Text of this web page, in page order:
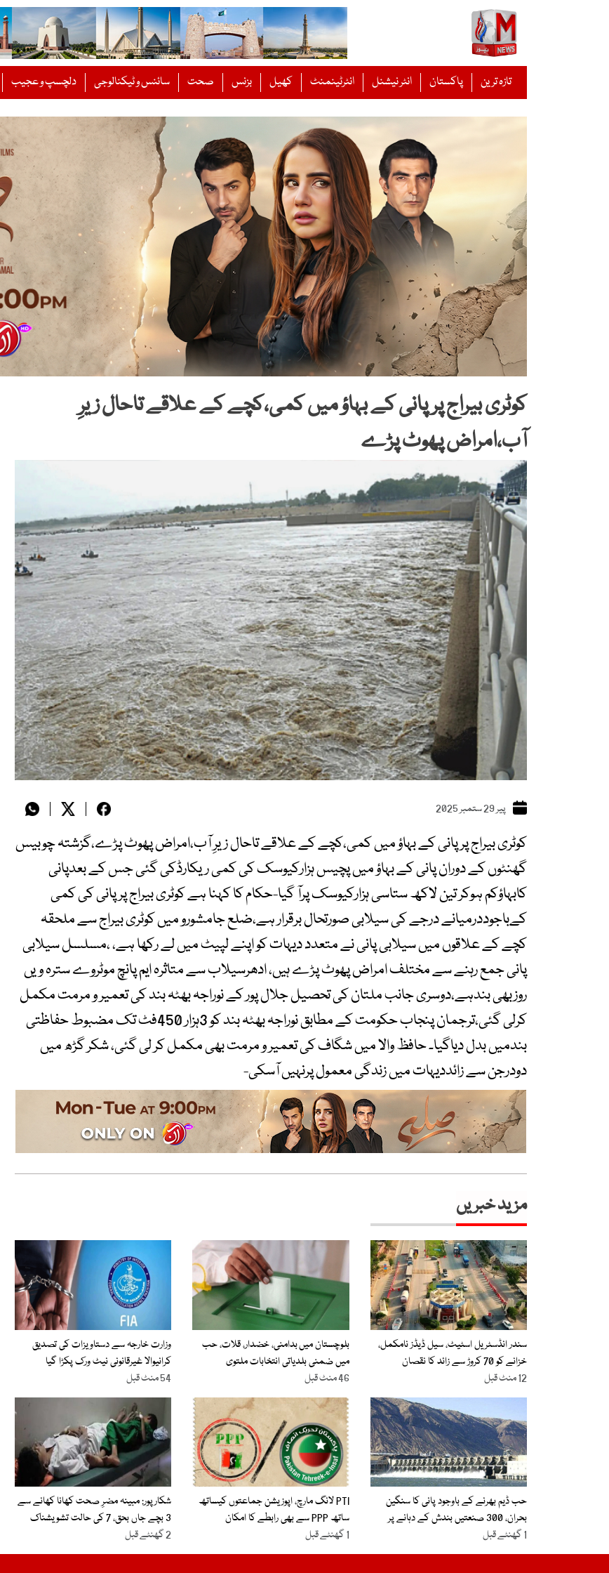
تازہ ترین پاکستان انٹر نیشنل انٹرٹینمنٹ کھیل بزنس صحت سائنس و ٹیکنالوجی دلچسپ و عجیب
کوٹری بیراج پرپانی کے بہاؤ میں کمی،کچے کے علاقے تاحال زیرِ
آب،امراض پھوٹ پڑے
پیر 29 ستمبر 2025
کوٹری بیراج پرپانی کے بہاؤ میں کمی،کچے کے علاقے تاحال زیرِ آب،امراض پھوٹ پڑے،گزشتہ چوبیس
گھنٹوں کے دوران پانی کے بہاؤ میں پچیس ہزارکیوسک کی کمی ریکارڈکی گئی جس کے بعدپانی
کابہاؤکم ہوکر تین لاکھ ستاسی ہزارکیوسک پرآ گیا-حکام کا کہنا ہے کوٹری بیراج پر پانی کی کمی
کےباجوددرمیانے درجے کی سیلابی صورتحال برقرار ہے،ضلع جامشورو میں کوٹری بیراج سے ملحقہ
کچے کے علاقوں میں سیلابی پانی نے متعدد دیہات کو اپنے لپیٹ میں لے رکھا ہے، ،مسلسل سیلابی
پانی جمع رہنے سے مختلف امراض پھوٹ پڑے ہیں، ادھرسیلاب سے متاثرہ ایم پانچ موٹروے سترہ ویں
روزبھی بندہے،دوسری جانب ملتان کی تحصیل جلال پور کے نوراجہ بھٹہ بند کی تعمیر و مرمت مکمل
کرلی گئی،ترجمان پنجاب حکومت کے مطابق نوراجہ بھٹہ بند کو 3ہزار 450فٹ تک مضبوط حفاظتی
بندمیں بدل دیاگیا۔ حافظ والا میں شگاف کی تعمیر و مرمت بھی مکمل کر لی گئی، شکر گڑھ میں
دودرجن سے زائددیہات میں زندگی معمول پرنہیں آسکی-
مزید خبریں
سندر انڈسٹریل اسٹیٹ، سیل ڈیڈز نامکمل،
خزانے کو 70 کروڑ سے زائد کا نقصان
12 منٹ قبل
بلوچستان میں بدامنی، خضدار، قلات، حب
میں ضمنی بلدیاتی انتخابات ملتوی
46 منٹ قبل
وزارت خارجہ سے دستاویزات کی تصدیق
کرانیوالا غیرقانونی نیٹ ورک پکڑا گیا
54 منٹ قبل
حب ڈیم بھرنے کے باوجود پانی کا سنگین
بحران، 300 صنعتیں بندش کے دہانے پر
1 گھنٹے قبل
PTI لانگ مارچ، اپوزیشن جماعتوں کیساتھ
ساتھ PPP سے بھی رابطے کا امکان
1 گھنٹے قبل
شکارپور: مبینہ مضرِ صحت کھانا کھانے سے
3 بچے جاں بحق، 7 کی حالت تشویشناک
2 گھنٹے قبل